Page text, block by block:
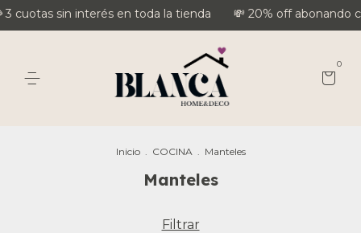
cuotas sin interés en toda la tienda 💸 20% off abonando
0
Inicio COCINA Manteles
Manteles
Filtrar